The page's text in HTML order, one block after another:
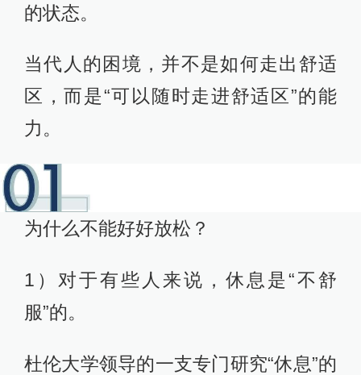
的状态。
当代人的困境，并不是如何走出舒适
区，而是“可以随时走进舒适区”的能
力。
为什么不能好好放松？
1）对于有些人来说，休息是“不舒
服”的。
杜伦大学领导的一支专门研究“休息”的